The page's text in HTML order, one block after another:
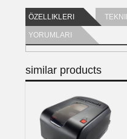
ÖZELLIKLERI
YORUMLARI
similar products